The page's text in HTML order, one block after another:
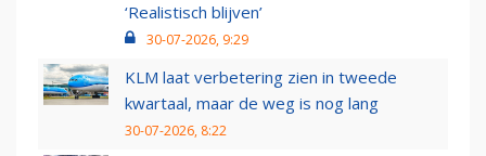
‘Realistisch blijven’
30-07-2026, 9:29
KLM laat verbetering zien in tweede
kwartaal, maar de weg is nog lang
30-07-2026, 8:22